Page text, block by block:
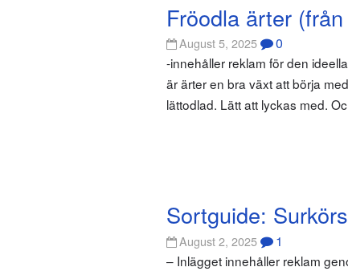
Fröodla ärter
August 5, 2025 0
-innehåller reklam för den
är ärter en bra växt att börja
lättodlad. Lätt att lyckas med.
Sortguide:
August 2, 2025 1
– Inlägget innehåller reklam